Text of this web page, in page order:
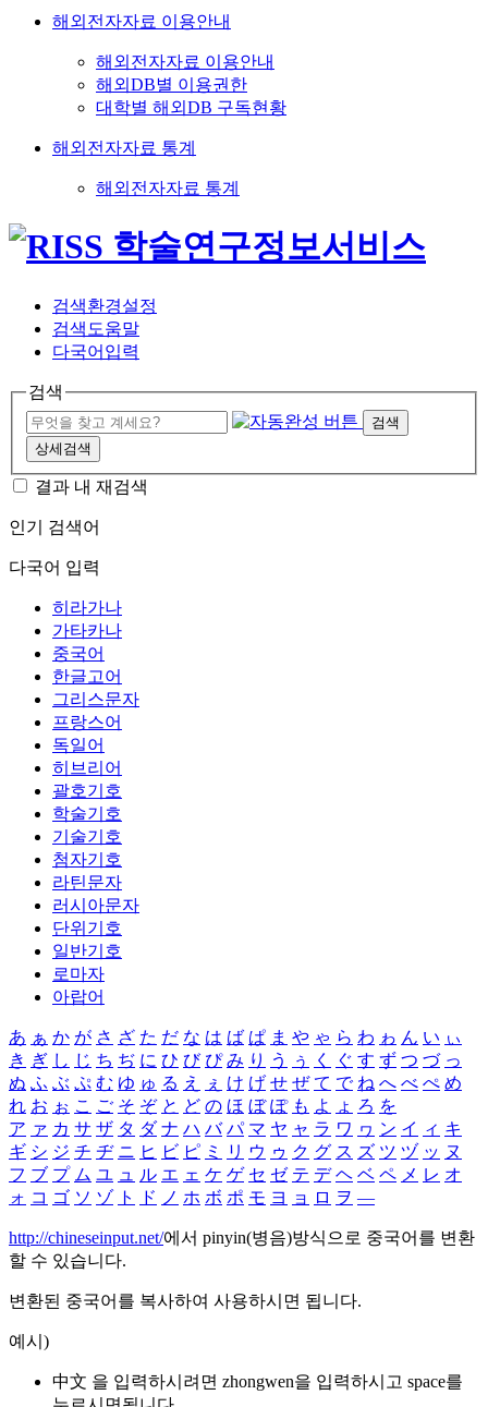
해외전자자료 이용안내
해외전자자료 이용안내
해외DB별 이용권한
대학별 해외DB 구독현황
해외전자자료 통계
해외전자자료 통계
검색환경설정
검색도움말
다국어입력
검색
검색
상세검색
결과 내 재검색
인기 검색어
다국어 입력
히라가나
가타카나
중국어
한글고어
그리스문자
프랑스어
독일어
히브리어
괄호기호
학술기호
기술기호
첨자기호
라틴문자
러시아문자
단위기호
일반기호
로마자
아랍어
あ ぁ か が さ ざ た だ な は ば ぱ ま や ゃ ら わ ゎ ん い ぃ
き ぎ し じ ち ぢ に ひ び ぴ み り う ぅ く ぐ す ず つ づ っ
ぬ ふ ぶ ぷ む ゆ ゅ る え ぇ け げ せ ぜ て で ね へ べ ぺ め
れ お ぉ こ ご そ ぞ と ど の ほ ぼ ぽ も よ ょ ろ を
ア ァ カ サ ザ タ ダ ナ ハ バ パ マ ヤ ャ ラ ワ ヮ ン イ ィ キ
ギ シ ジ チ ヂ ニ ヒ ビ ピ ミ リ ウ ゥ ク グ ス ズ ツ ヅ ッ ヌ
フ ブ プ ム ユ ュ ル エ ェ ケ ゲ セ ゼ テ デ ヘ ベ ペ メ レ オ
ォ コ ゴ ソ ゾ ト ド ノ ホ ボ ポ モ ヨ ョ ロ ヲ ―
http://chineseinput.net/에서 pinyin(병음)방식으로 중국어를 변환
할 수 있습니다.
변환된 중국어를 복사하여 사용하시면 됩니다.
예시)
中文 을 입력하시려면 zhongwen을 입력하시고 space를